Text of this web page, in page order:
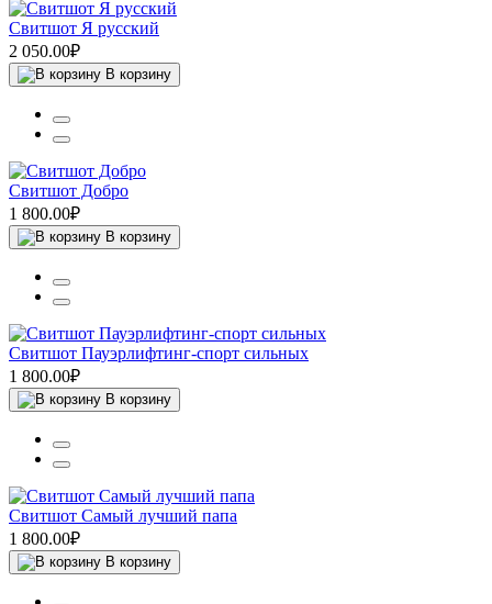
Свитшот Я русский
2 050.00₽
В корзину
Свитшот Добро
1 800.00₽
В корзину
Свитшот Пауэрлифтинг-спорт сильных
1 800.00₽
В корзину
Свитшот Самый лучший папа
1 800.00₽
В корзину